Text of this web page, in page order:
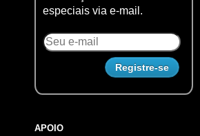
especiais via e-mail.
APOIO